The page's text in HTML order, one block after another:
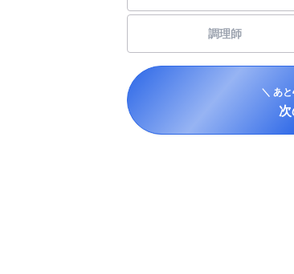
調理師
＼ あと